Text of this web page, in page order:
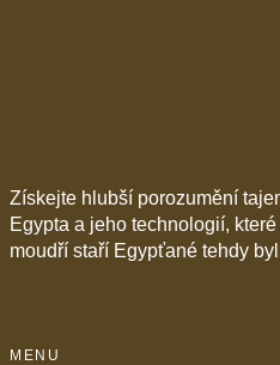
Získejte hlubší porozumění
Egypta a jeho technologií,
moudří staří Egypťané tehdy
MENU